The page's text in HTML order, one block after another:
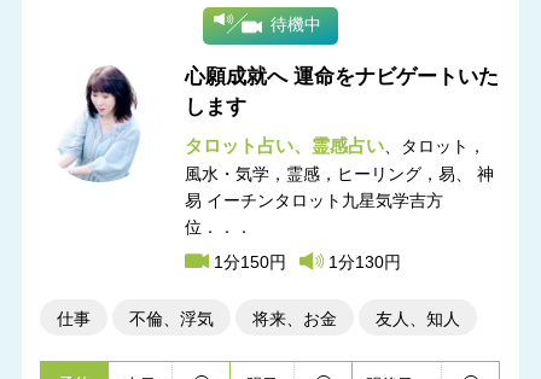
待機中
心願成就へ 運命をナビゲートいた
します
タロット占い 霊感占い
タロット，
風水・気学，霊感，ヒーリング，易
易 イーチンタロット九星気学吉方
位．．．
1分150円
1分130円
仕事 不倫、浮気 将来、お金 友人、知人